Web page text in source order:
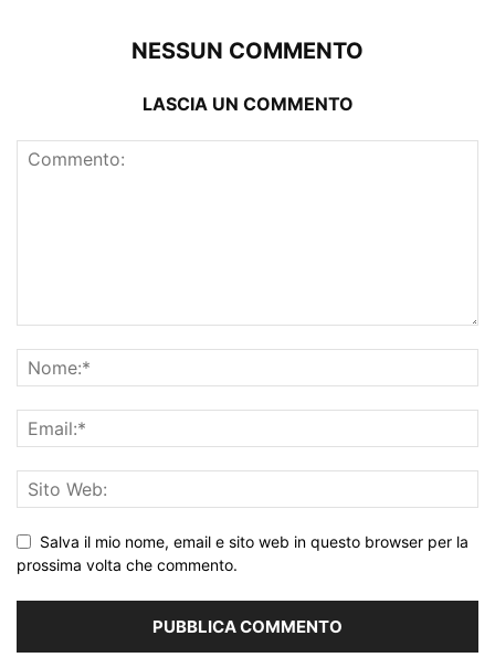
NESSUN COMMENTO
LASCIA UN COMMENTO
Salva il mio nome, email e sito web in questo browser per la
prossima volta che commento.